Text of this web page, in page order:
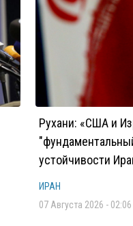
Рухани: «США и
устойчивости
ИРАН
07 Августа 2026 - 02:06